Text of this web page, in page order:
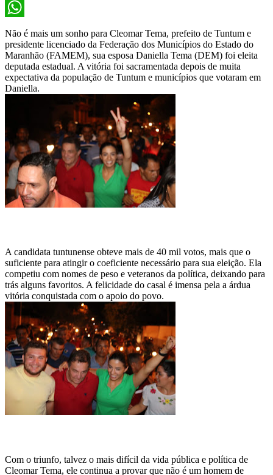
X
Não é mais um sonho para Cleomar Tema, prefeito de Tuntum e
presidente licenciado da Federação dos Municípios do Estado do
Maranhão (FAMEM), sua esposa Daniella Tema (DEM) foi eleita
deputada estadual. A vitória foi sacramentada depois de muita
expectativa da população de Tuntum e municípios que votaram em
Daniella.
A candidata tuntunense obteve mais de 40 mil votos, mais que o
suficiente para atingir o coeficiente necessário para sua eleição. Ela
competiu com nomes de peso e veteranos da política, deixando para
trás alguns favoritos. A felicidade do casal é imensa pela a árdua
vitória conquistada com o apoio do povo.
Com o triunfo, talvez o mais difícil da vida pública e política de
Cleomar Tema, ele continua a provar que não é um homem de